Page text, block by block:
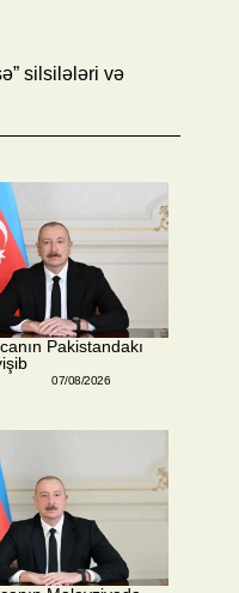
silsilələri və
Pakistandakı
07/08/2026